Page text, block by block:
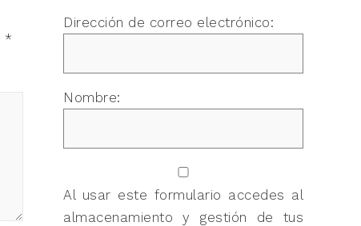
*
Dirección de correo electrónico:
Nombre:
Al usar este formulario accedes al
almacenamiento y gestión de tus